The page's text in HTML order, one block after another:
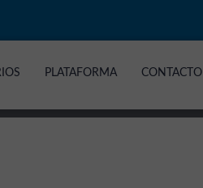
PLATAFORMA CONTACTO